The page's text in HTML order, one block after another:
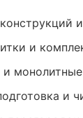
и
и
и